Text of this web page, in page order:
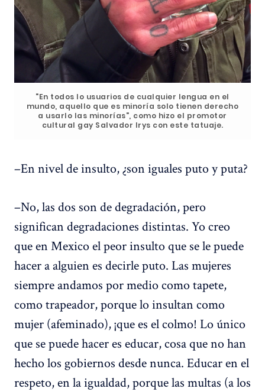
"En todos lo usuarios de cualquier lengua en el
mundo, aquello que es minoría solo tienen derecho
a usarlo las minorías", como hizo el promotor
cultural gay Salvador Irys con este tatuaje.
–En nivel de insulto, ¿son iguales puto y puta?
–No, las dos son de degradación, pero
significan degradaciones distintas. Yo creo
que en Mexico el peor insulto que se le puede
hacer a alguien es decirle puto. Las mujeres
siempre andamos por medio como tapete,
como trapeador, porque lo insultan como
mujer (afeminado), ¡que es el colmo! Lo único
que se puede hacer es educar, cosa que no han
hecho los gobiernos desde nunca. Educar en el
respeto, en la igualdad, porque las multas (a los